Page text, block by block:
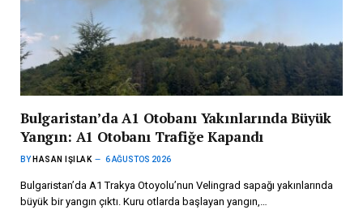
Bulgaristan’da A1 Otobanı Yakınlarında Büyük
Yangın: A1 Otobanı Trafiğe Kapandı
BY HASAN IŞILAK 6 AĞUSTOS 2026
Bulgaristan’da A1 Trakya Otoyolu’nun Velingrad sapağı yakınlarında
büyük bir yangın çıktı. Kuru otlarda başlayan yangın,…